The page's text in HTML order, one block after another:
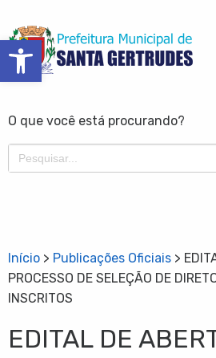
Barra de Ferramentas Aberta
O que você está procurando?
Search
for:
Início > Publicações Oficiais >
PROCESSO DE SELEÇÃO DE
INSCRITOS
EDITAL DE